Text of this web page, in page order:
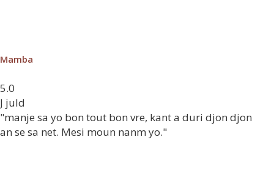
Mamba
5.0
J juld
"manje sa yo bon tout bon vre, kant a duri djon djon
an se sa net. Mesi moun nanm yo."